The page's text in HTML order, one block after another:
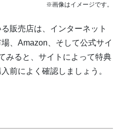
※画像はイメージです。
販売店は、インターネット
、Amazon、そして公式サイ
みると、サイトによって特典
前によく確認しましょう。